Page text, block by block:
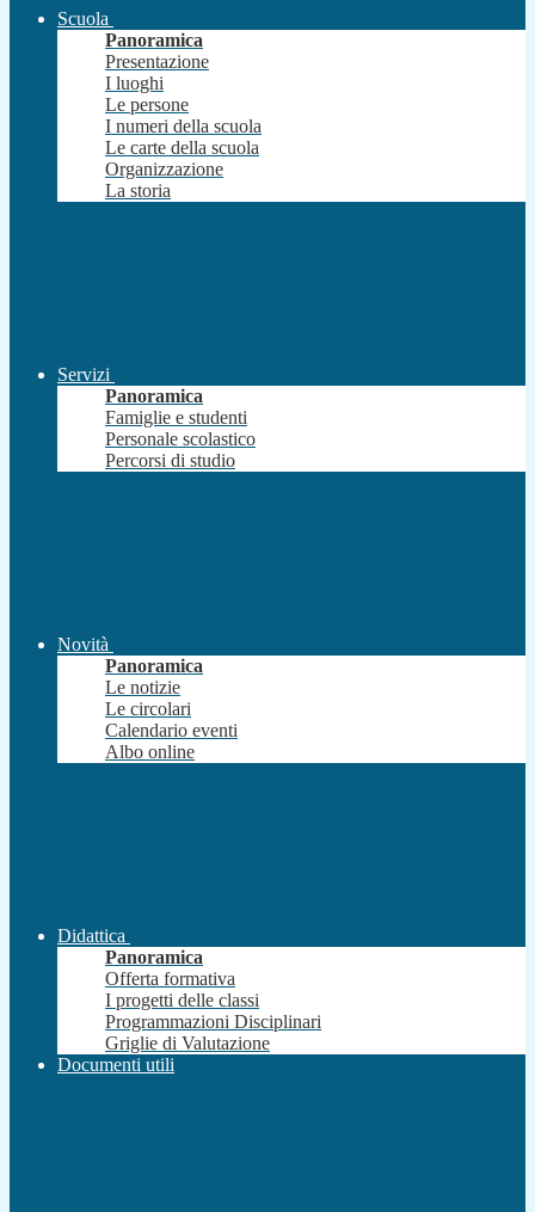
Scuola
Panoramica
Presentazione
I luoghi
Le persone
I numeri della scuola
Le carte della scuola
Organizzazione
La storia
Servizi
Panoramica
Famiglie e studenti
Personale scolastico
Percorsi di studio
Novità
Panoramica
Le notizie
Le circolari
Calendario eventi
Albo online
Didattica
Panoramica
Offerta formativa
I progetti delle classi
Programmazioni Disciplinari
Griglie di Valutazione
Documenti utili